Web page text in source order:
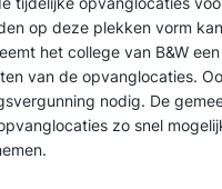
op deze plekken vorm
het college van B&W
van de opvanglocaties.
nodig. De
zo snel